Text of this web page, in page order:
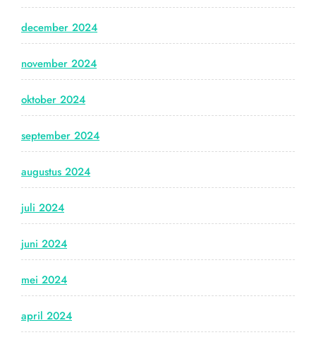
december 2024
november 2024
oktober 2024
september 2024
augustus 2024
juli 2024
juni 2024
mei 2024
april 2024